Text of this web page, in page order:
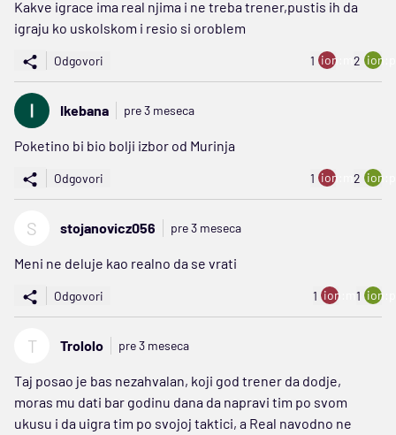
Kakve igrace ima real njima i ne treba trener,pustis ih da
igraju ko uskolskom i resio si oroblem
Odgovori 1 ion:minus
2
Ikebana pre 3 meseca
Poketino bi bio bolji izbor od Murinja
Odgovori 1 ion:minus
2
S stojanovicz056 pre 3 meseca
Meni ne deluje kao realno da se vrati
Odgovori 1 ion:minus
1
T Trololo pre 3 meseca
Taj posao je bas nezahvalan, koji god trener da dodje,
moras mu dati bar godinu dana da napravi tim po svom
ukusu i da uigra tim po svojoj taktici, a Real navodno ne